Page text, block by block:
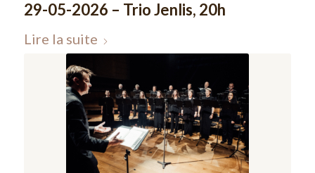
29-05-2026 – Trio Jenlis, 20h
Lire la suite